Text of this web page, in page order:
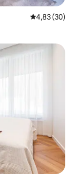
Évaluation
4,83 (30)